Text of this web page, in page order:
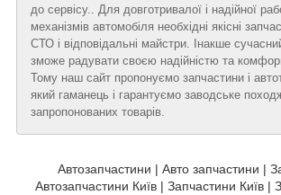
до сервісу.. Для довготривалої і надійної
механізмів автомобіля необхідні якісні
СТО і відповідальні майстри. Інакше
зможе радувати своєю надійністю та
Тому наш сайт пропонуємо запчастини і
який гаманець і гарантуємо заводське
запропонованих товарів.
Автозапчастини | Авто запчастини |
Автозапчастини Київ | Запчастини Київ |